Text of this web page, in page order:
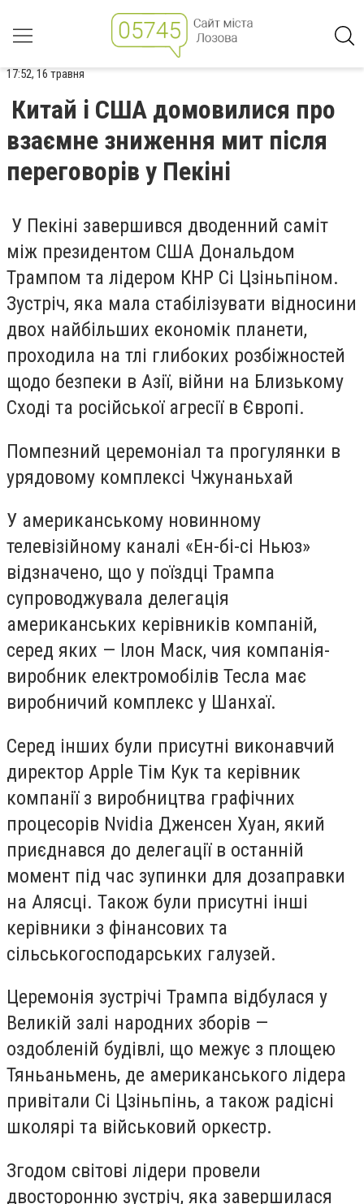
17:52, 16 травня
Китай і США домовилися про
взаємне зниження мит після
переговорів у Пекіні
У Пекіні завершився дводенний саміт
між президентом США Дональдом
Трампом та лідером КНР Сі Цзіньпіном.
Зустріч, яка мала стабілізувати відносини
двох найбільших економік планети,
проходила на тлі глибоких розбіжностей
щодо безпеки в Азії, війни на Близькому
Сході та російської агресії в Європі.
Помпезний церемоніал та прогулянки в
урядовому комплексі Чжунаньхай
У американському новинному
телевізійному каналі «Ен-бі-сі Ньюз»
відзначено, що у поїздці Трампа
супроводжувала делегація
американських керівників компаній,
серед яких — Ілон Маск, чия компанія-
виробник електромобілів Тесла має
виробничий комплекс у Шанхаї.
Серед інших були присутні виконавчий
директор Apple Тім Кук та керівник
компанії з виробництва графічних
процесорів Nvidia Дженсен Хуан, який
приєднався до делегації в останній
момент під час зупинки для дозаправки
на Алясці. Також були присутні інші
керівники з фінансових та
сільськогосподарських галузей.
Церемонія зустрічі Трампа відбулася у
Великій залі народних зборів —
оздобленій будівлі, що межує з площею
Тяньаньмень, де американського лідера
привітали Сі Цзіньпінь, а також радісні
школярі та військовий оркестр.
Згодом світові лідери провели
двосторонню зустріч, яка завершилася